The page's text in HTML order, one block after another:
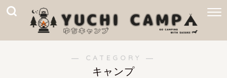
― CATEGORY ―
キャンプ